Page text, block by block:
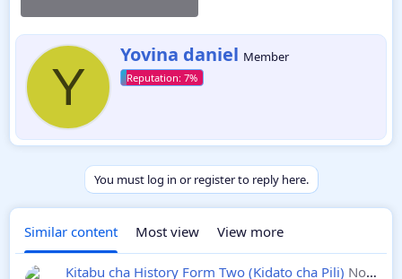
Y
W
r
i
n
b
y
Yovina daniel Member
You must log in or register to reply here.
Similar content Most view View more
Kitabu cha History Form Two (Kidato cha Pili) Notes